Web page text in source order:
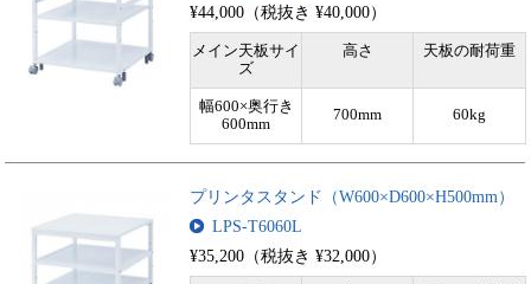
¥44,000（税抜き ¥40,000）
メイン天板サイ
ズ
高さ 天板の耐荷重
幅600×奥行き
600mm
700mm 60kg
プリンタスタンド（W600×D600×H500mm）
LPS-T6060L
¥35,200（税抜き ¥32,000）